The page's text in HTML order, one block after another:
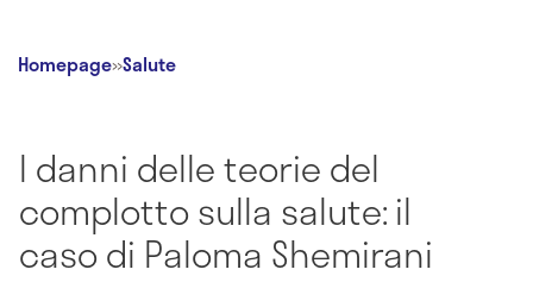
Homepage»Salute
I danni delle teorie del
complotto sulla salute: il
caso di Paloma Shemirani